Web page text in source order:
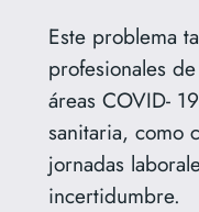
Este problema
profesionales
áreas COVID-
sanitaria, como
jornadas
incertidumbre.